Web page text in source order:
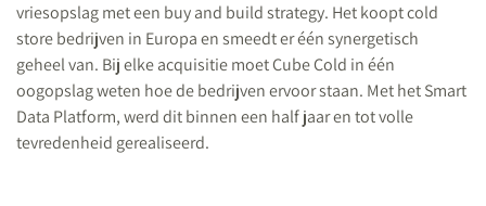
vriesopslag met een buy and build strategy. Het koopt cold
store bedrijven in Europa en smeedt er één synergetisch
geheel van. Bij elke acquisitie moet Cube Cold in één
oogopslag weten hoe de bedrijven ervoor staan. Met het Smart
Data Platform, werd dit binnen een half jaar en tot volle
tevredenheid gerealiseerd.